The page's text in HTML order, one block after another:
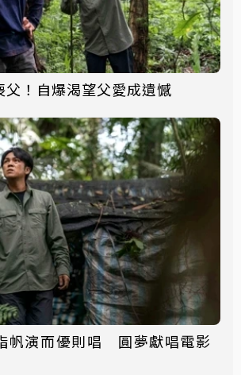
父！自爆渴望父愛成遺憾
帆演而優則唱 圓夢獻唱電影